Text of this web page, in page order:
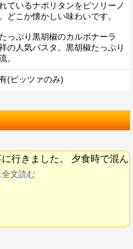
ているナポリタンをピソリーノ
どこか懐かしい味わいです。
っぷり黒胡椒のカルボナーラ
の人気パスタ。黒胡椒たっぷり
。
(ピッツァのみ)
行きました。 夕食時で混ん
...全文読む